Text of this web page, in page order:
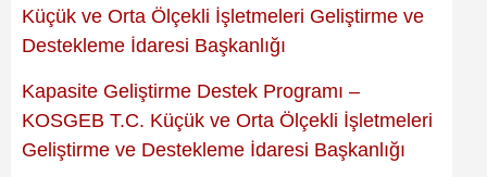
Küçük ve Orta Ölçekli İşletmeleri Geliştirme ve
Destekleme İdaresi Başkanlığı
Kapasite Geliştirme Destek Programı –
KOSGEB T.C. Küçük ve Orta Ölçekli İşletmeleri
Geliştirme ve Destekleme İdaresi Başkanlığı